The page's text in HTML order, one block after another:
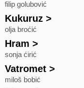
filip golubović
Kukuruz >
olja broćić
Hram >
sonja ćirić
Vatromet >
miloš bobić